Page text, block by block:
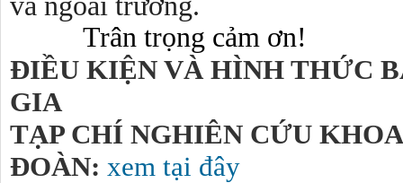
Trân trọng cảm ơn!
ĐIỀU KIỆN VÀ HÌNH THỨC
TẠP CHÍ NGHIÊN CỨU
ĐOÀN: xem tại đây